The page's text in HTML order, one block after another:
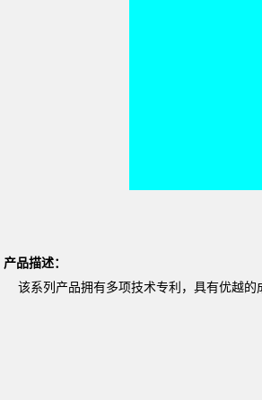
产品描述：
该系列产品拥有多项技术专利，具有优越的